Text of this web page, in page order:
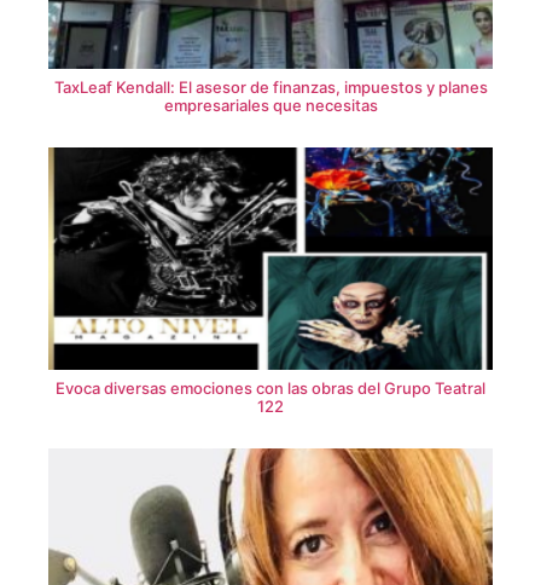
TaxLeaf Kendall: El asesor de finanzas, impuestos y planes
empresariales que necesitas
Evoca diversas emociones con las obras del Grupo Teatral
122